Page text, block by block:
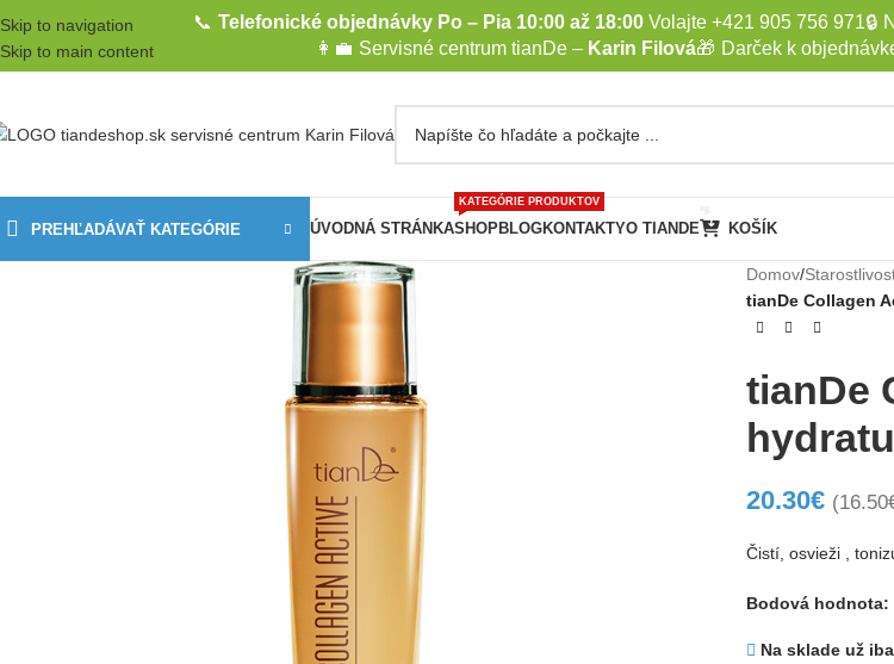
Skip to navigation
Skip to main content
📞 Telefonické objednávky Po – Pia 10:00 až 18:00Volajte +421 905 756 971🔒
👩‍💼 Servisné centrum tianDe – Karin Filová🎁 Darček k
PREHĽADÁVAŤ KATEGÓRIE ÚVODNÁ STRÁNKASHOP
KATEGÓRIE PRODUKTOV
BLOGKONTAKTYO TIANDE KOŠÍK
Domov/
tianDe Collagen
tianDe
20.30€ (16.50
Čistí, osvieži ,
Bodová hodnota:
Na sklade už